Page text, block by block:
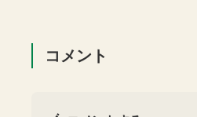
コメント